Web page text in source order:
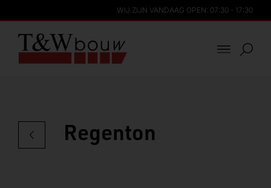
WIJ ZIJN VANDAAG OPEN: 07:30 - 17:30
Regenton